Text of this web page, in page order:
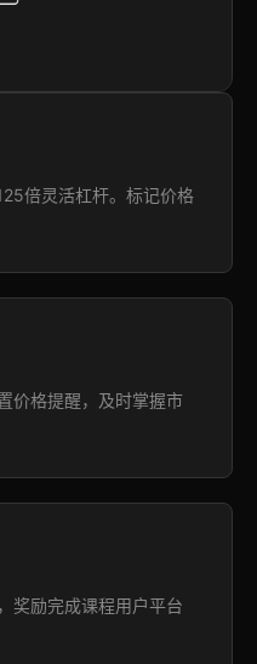
倍灵活杠杆。标记价格
价格提醒，及时掌握市
奖励完成课程用户平台